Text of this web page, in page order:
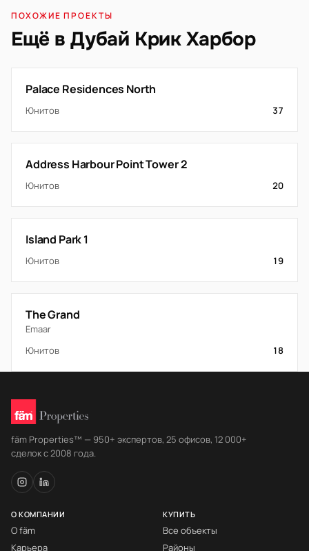
ПОХОЖИЕ ПРОЕКТЫ
Ещё в Дубай Крик Харбор
Palace Residences North
Юнитов 37
Address Harbour Point Tower 2
Юнитов 20
Island Park 1
Юнитов 19
The Grand
Emaar
Юнитов
18
fäm Properties™ — 950+ экспертов, 25 офисов, 12 000+
сделок с 2008 года.
О КОМПАНИИ
О fäm
Карьера
КУПИТЬ
Все объекты
Районы